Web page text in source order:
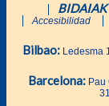
BIDAIAK
Accesibilidad
Bilbao:Ledesma
Barcelona:Pau